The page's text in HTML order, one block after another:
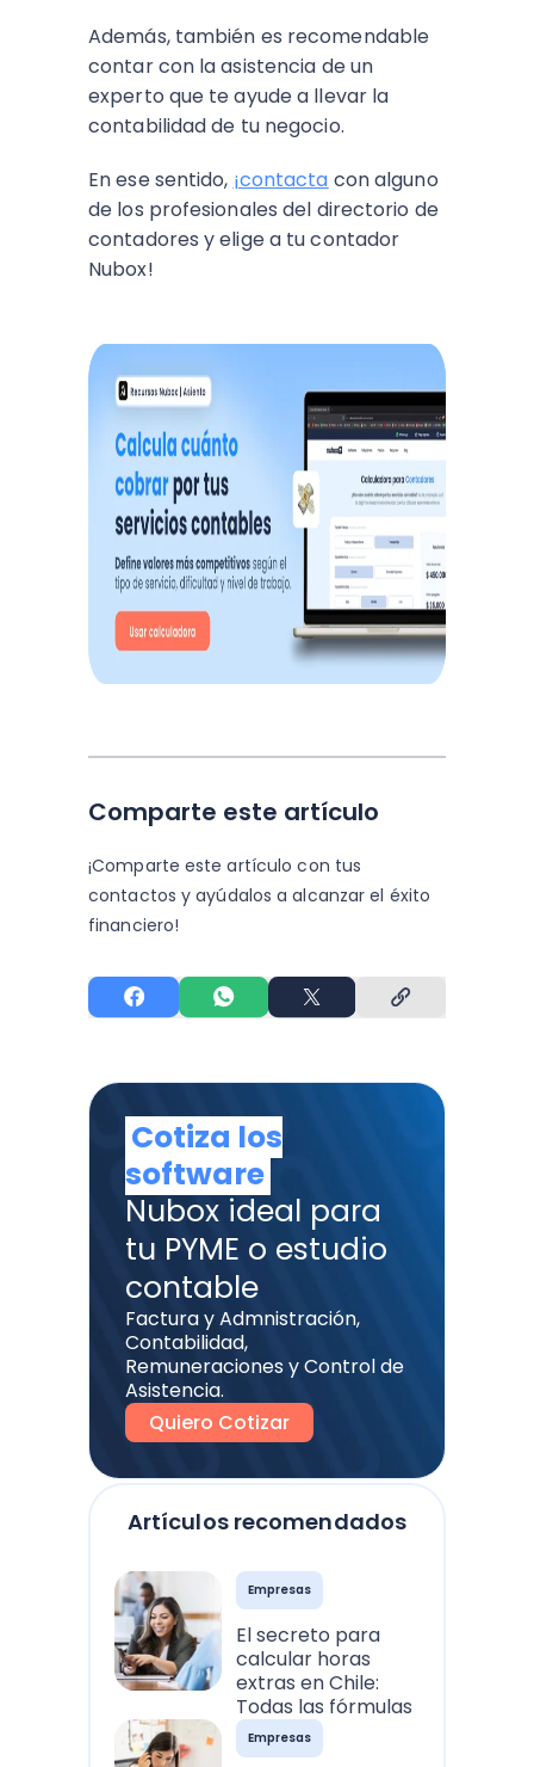
Además, también es recomendable
contar con la asistencia de un
experto que te ayude a llevar la
contabilidad de tu negocio.
En ese sentido, ¡contacta con alguno
de los profesionales del directorio de
contadores y elige a tu contador
Nubox!
Comparte este artículo
¡Comparte este artículo con tus
contactos y ayúdalos a alcanzar el éxito
financiero!
Artículos recomendados
Empresas
El secreto para
calcular horas
extras en Chile:
Todas las fórmulas
Empresas
Cotiza los
software
Nubox ideal para
tu PYME o estudio
contable
Factura y Admnistración,
Contabilidad,
Remuneraciones y Control de
Asistencia.
Quiero Cotizar